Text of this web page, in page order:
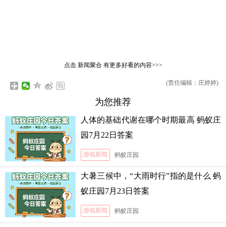
点击 新闻聚合有更多好看的内容>>>
(责任编辑：庄婷婷)
为您推荐
人体的基础代谢在哪个时期最高 蚂蚁庄
园7月22日答案
游戏新闻 蚂蚁庄园
大暑三候中，“大雨时行”指的是什么 蚂
蚁庄园7月23日答案
游戏新闻 蚂蚁庄园